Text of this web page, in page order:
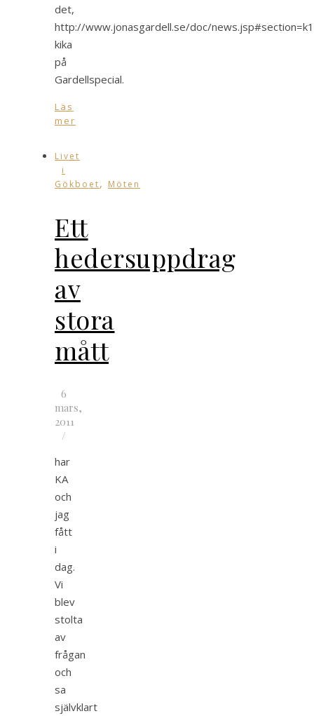
det,
http://www.jonasgardell.se/doc/news.jsp#section=k1
kika
på
Gardellspecial.
Läs
mer
Livet
i
Gökboet, Möten
Ett
hedersuppdrag
av
stora
mått
6
mars,
2011
/
har
KA
och
jag
fått
i
dag.
Vi
blev
stolta
av
frågan
och
sa
självklart